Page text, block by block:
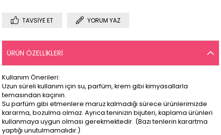
TAVSIYE ET YORUM YAZ
ÜRÜN ÖZELLIKLERI
Kullanım Önerileri:
Uzun süreli kullanım için su, parfüm, krem gibi kimyasallarla
temasından kaçının.
Su parfüm gibi etmenlere maruz kalmadığı sürece ürünlerimizde
kararma, bozulma olmaz. Ayrıca teninizin bijuteri, kaplama ürünleri
kullanmaya uygun olması gerekmektedir. (Bazı tenlerin karartma
yaptığı unutulmamalıdır.)